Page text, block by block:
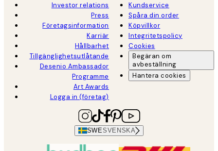
Investor relations
Press
Företagsinformation
Karriär
Hållbarhet
Tillgänglighetsutlåtande
Desenio Ambassador
Programme
Art Awards
Logga in (företag)
Kundservice
Spåra din order
Köpvillkor
Integritetspolicy
Cookies
Begäran om
avbeställning
Hantera cookies
SWESVENSKA